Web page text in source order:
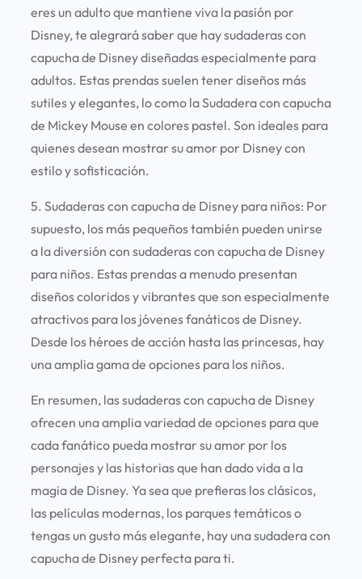
eres un adulto que mantiene viva la pasión por
Disney, te alegrará saber que hay sudaderas con
capucha de Disney diseñadas especialmente para
adultos. Estas prendas suelen tener diseños más
sutiles y elegantes, lo como la Sudadera con capucha
de Mickey Mouse en colores pastel. Son ideales para
quienes desean mostrar su amor por Disney con
estilo y sofisticación.
5. Sudaderas con capucha de Disney para niños: Por
supuesto, los más pequeños también pueden unirse
a la diversión con sudaderas con capucha de Disney
para niños. Estas prendas a menudo presentan
diseños coloridos y vibrantes que son especialmente
atractivos para los jóvenes fanáticos de Disney.
Desde los héroes de acción hasta las princesas, hay
una amplia gama de opciones para los niños.
En resumen, las sudaderas con capucha de Disney
ofrecen una amplia variedad de opciones para que
cada fanático pueda mostrar su amor por los
personajes y las historias que han dado vida a la
magia de Disney. Ya sea que prefieras los clásicos,
las películas modernas, los parques temáticos o
tengas un gusto más elegante, hay una sudadera con
capucha de Disney perfecta para ti.